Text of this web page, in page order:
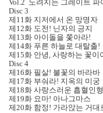
Vol.2 노려지는 그레이트 파
Disc 3
제11화 지저에서 온 망명자
제12화 도전! 닌자의 긍지
제13화 아이돌을 쫓아라!
제14화 푸른 하늘로 대탈출!
제15화 안녕, 사랑하는 꽃이
Disc 4
제16화 필살! 불꽃의 바라바
제17화 부숴라! 지옥의 미궁
제18화 사랑스러운 흡혈인
제19화 요마! 아나그마스
제20화 함정! 가라앉는 거대